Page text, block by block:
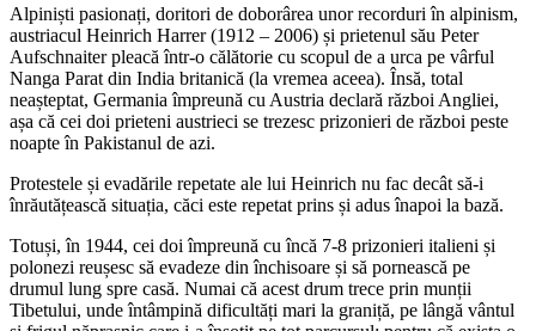
Alpiniști pasionați, doritori de doborârea unor recorduri în alpinism,
austriacul Heinrich Harrer (1912 – 2006) și prietenul său Peter
Aufschnaiter pleacă într-o călătorie cu scopul de a urca pe vârful
Nanga Parat din India britanică (la vremea aceea). Însă, total
neașteptat, Germania împreună cu Austria declară război Angliei,
așa că cei doi prieteni austrieci se trezesc prizonieri de război peste
noapte în Pakistanul de azi.
Protestele și evadările repetate ale lui Heinrich nu fac decât să-i
înrăutățească situația, căci este repetat prins și adus înapoi la bază.
Totuși, în 1944, cei doi împreună cu încă 7-8 prizonieri italieni și
polonezi reușesc să evadeze din închisoare și să pornească pe
drumul lung spre casă. Numai că acest drum trece prin munții
Tibetului, unde întâmpină dificultăți mari la graniță, pe lângă vântul